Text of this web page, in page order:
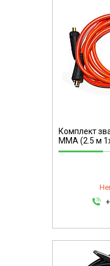
Комплект
ММА (2.5 м